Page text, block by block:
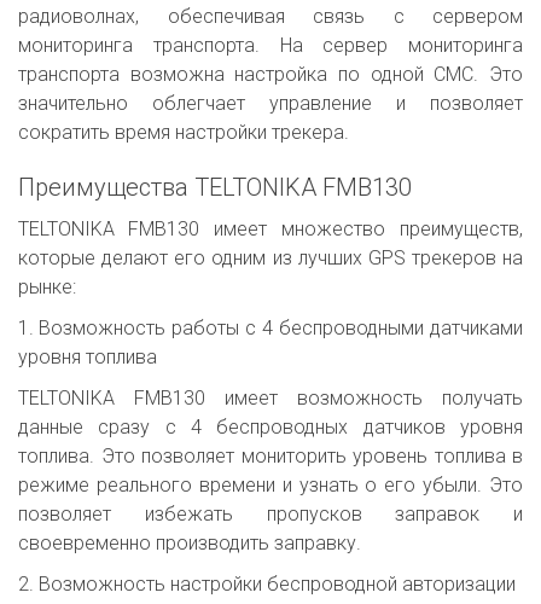
радиоволнах, обеспечивая связь с сервером
мониторинга транспорта. На сервер мониторинга
транспорта возможна настройка по одной СМС. Это
значительно облегчает управление и позволяет
сократить время настройки трекера.
Преимущества TELTONIKA FMB130
TELTONIKA FMB130 имеет множество преимуществ,
которые делают его одним из лучших GPS трекеров на
рынке:
1. Возможность работы с 4 беспроводными датчиками
уровня топлива
TELTONIKA FMB130 имеет возможность получать
данные сразу с 4 беспроводных датчиков уровня
топлива. Это позволяет мониторить уровень топлива в
режиме реального времени и узнать о его убыли. Это
позволяет избежать пропусков заправок и
своевременно производить заправку.
2. Возможность настройки беспроводной авторизации